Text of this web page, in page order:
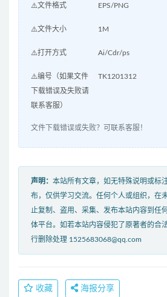
⚠️文件格式 EPS/PNG
⚠️文件大小 1M
⚠️打开方式 Ai/Cdr/ps
⚠️编号（如果文件
下载错误及失败请
联系客服）
TK1201312
文件下载错误或失败？可联系客服！
声明： 本站所有文章，如无特殊说明或标
布，仅供学习交流。任何个人或组织，在
止复制、盗用、采集、发布本站内容到任
体平台。如若本站内容侵犯了原著者的合
行删除处理 1525683068@qq.com
收藏 海报分享